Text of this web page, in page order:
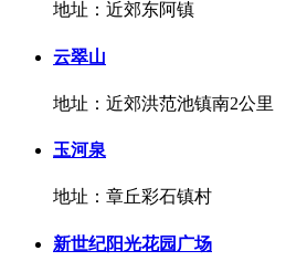
地址：近郊东阿镇
云翠山
地址：近郊洪范池镇南2公里
玉河泉
地址：章丘彩石镇村
新世纪阳光花园广场